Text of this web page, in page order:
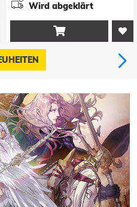
Wird abgeklärt
